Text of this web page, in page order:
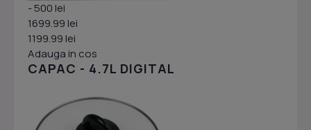
- 500 lei
1699.99 lei
1199.99 lei
Adauga in cos
CAPAC - 4.7L DIGITAL